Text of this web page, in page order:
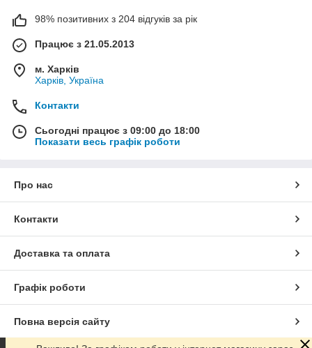
98% позитивних з 204 відгуків за рік
Працює з 21.05.2013
м. Харків
Харків, Україна
Контакти
Сьогодні працює з 09:00 до 18:00
Показати весь графік роботи
Про нас
Контакти
Доставка та оплата
Графік роботи
Повна версія сайту